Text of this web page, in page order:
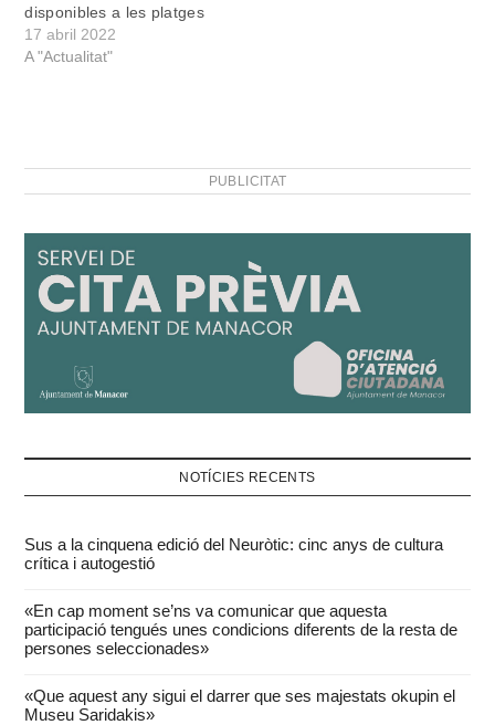
disponibles a les platges
17 abril 2022
A "Actualitat"
PUBLICITAT
NOTÍCIES RECENTS
Sus a la cinquena edició del Neuròtic: cinc anys de cultura
crítica i autogestió
«En cap moment se’ns va comunicar que aquesta
participació tengués unes condicions diferents de la resta de
persones seleccionades»
«Que aquest any sigui el darrer que ses majestats okupin el
Museu Saridakis»